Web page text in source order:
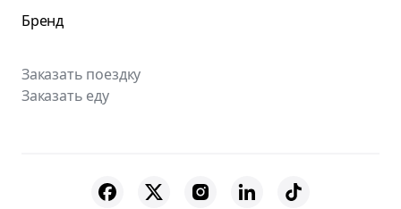
Бренд
Заказать поездку
Заказать еду